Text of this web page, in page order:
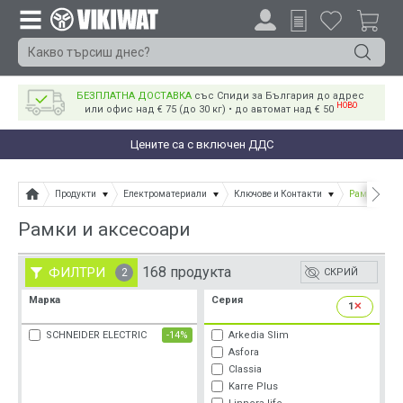
БЕЗПЛАТНА ДОСТАВКА със Спиди за България до адрес
или офис над € 75 (до 30 кг) • до автомат над € 50 НОВО
Цените са с включен ДДС
Продукти Електроматериали Ключове и Контакти Рамки и
Рамки и аксесоари
ФИЛТРИ 2 168 продукта СКРИЙ
Марка
SCHNEIDER ELECTRIC -14%
Серия 1✕
Arkedia Slim
Asfora
Classia
Karre Plus